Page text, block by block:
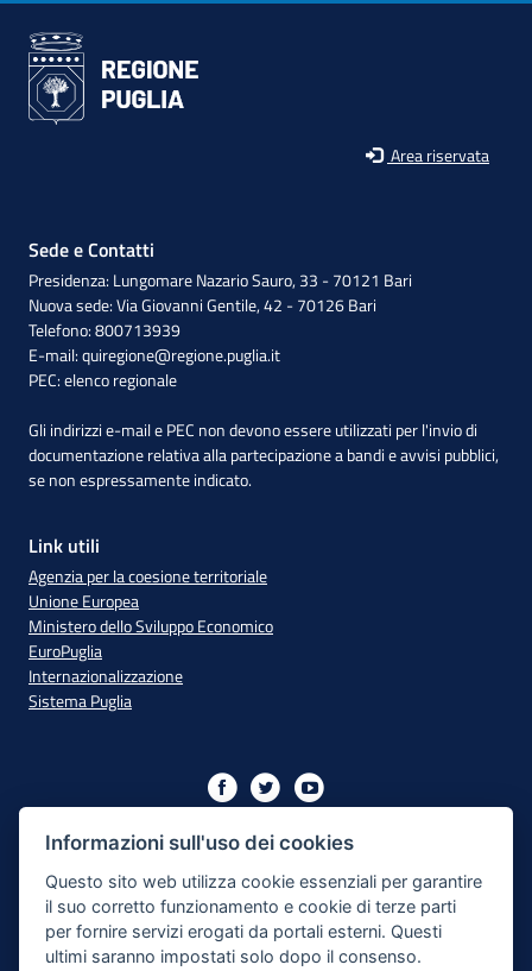
Area riservata
Sede e Contatti
Presidenza: Lungomare Nazario Sauro, 33 - 70121 Bari
Nuova sede: Via Giovanni Gentile, 42 - 70126 Bari
Telefono: 800713939
E-mail:quiregione@regione.puglia.it
PEC:elenco regionale
Gli indirizzi e-mail e PEC non devono essere utilizzati per l'invio di
documentazione relativa alla partecipazione a bandi e avvisi pubblici,
se non espressamente indicato.
Link utili
Agenzia per la coesione territoriale
Unione Europea
Ministero dello Sviluppo Economico
EuroPuglia
Internazionalizzazione
Sistema Puglia
XIII
Dichiarazione di Accessibilità
Note Legali
Informazioni sull'uso dei cookies
Questo sito web utilizza cookie essenziali per garantire
il suo corretto funzionamento e cookie di terze parti
per fornire servizi erogati da portali esterni. Questi
ultimi saranno impostati solo dopo il consenso.